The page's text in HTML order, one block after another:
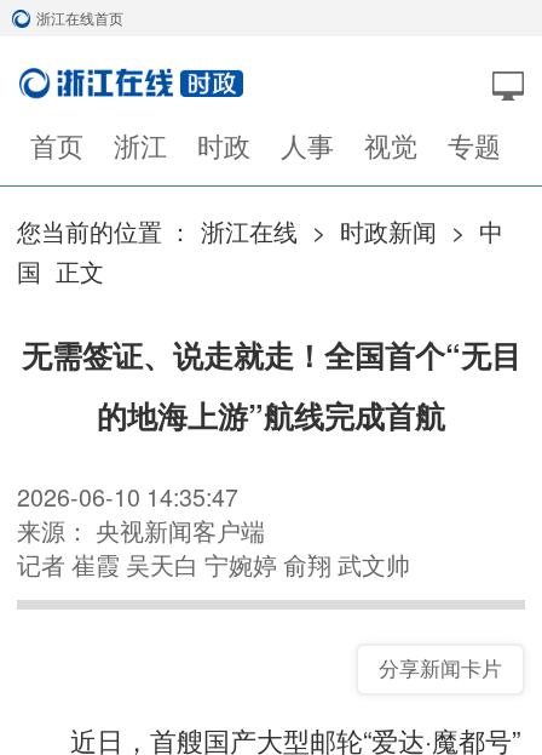
浙江在线首页
首页 浙江 时政 人事 视觉 专题
您当前的位置 ： 浙江在线 > 时政新闻 > 中
国 正文
无需签证、说走就走！全国首个“无目
的地海上游”航线完成首航
2026-06-10 14:35:47
来源： 央视新闻客户端
记者 崔霞 吴天白 宁婉婷 俞翔 武文帅
分享新闻卡片
近日，首艘国产大型邮轮“爱达·魔都号”